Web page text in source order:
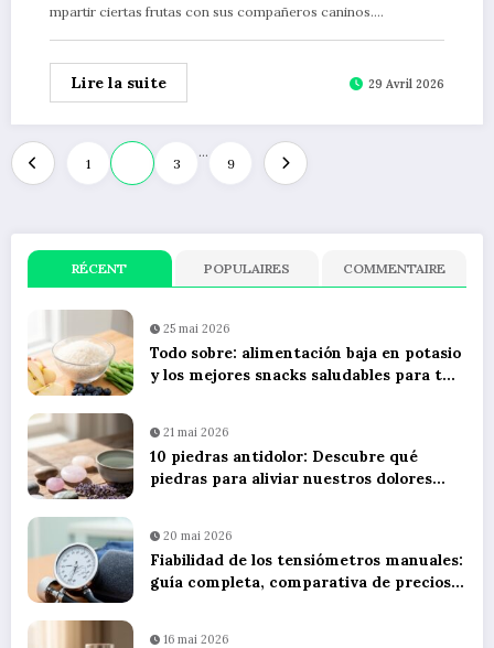
mpartir ciertas frutas con sus compañeros caninos.…
Lire la suite 29 Avril 2026
Pagination
des
publications
1 3
…
9
RÉCENT POPULAIRES COMMENTAIRE
25 mai 2026
Todo sobre: alimentación baja en potasio
y los mejores snacks saludables para tu
21 mai 2026
10 piedras antidolor: Descubre qué
piedras para aliviar nuestros dolores
20 mai 2026
Fiabilidad de los tensiómetros manuales:
guía completa, comparativa de precios y
16 mai 2026